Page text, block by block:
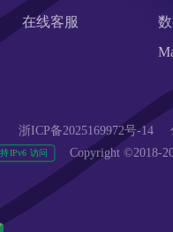
Copyright ©2018-
在线客服
浙ICP备2025169972号-14